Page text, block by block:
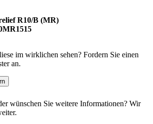
R10/B (MR)
im wirklichen sehen? Fordern Sie einen
an.
wünschen Sie weitere Informationen? Wir